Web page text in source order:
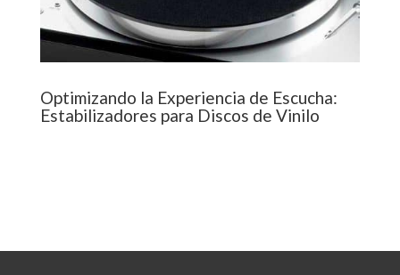
Optimizando la Experiencia de Escucha:
Estabilizadores para Discos de Vinilo